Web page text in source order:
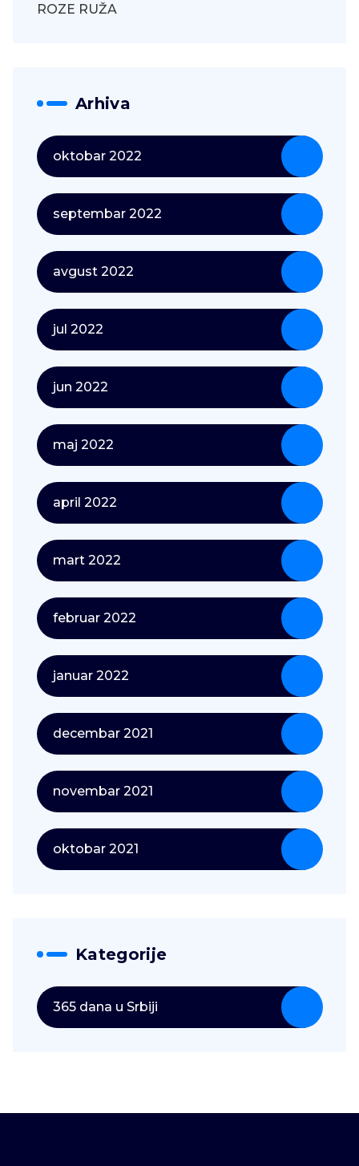
ROZE RUŽA
Arhiva
oktobar 2022
septembar 2022
avgust 2022
jul 2022
jun 2022
maj 2022
april 2022
mart 2022
februar 2022
januar 2022
decembar 2021
novembar 2021
oktobar 2021
Kategorije
365 dana u Srbiji